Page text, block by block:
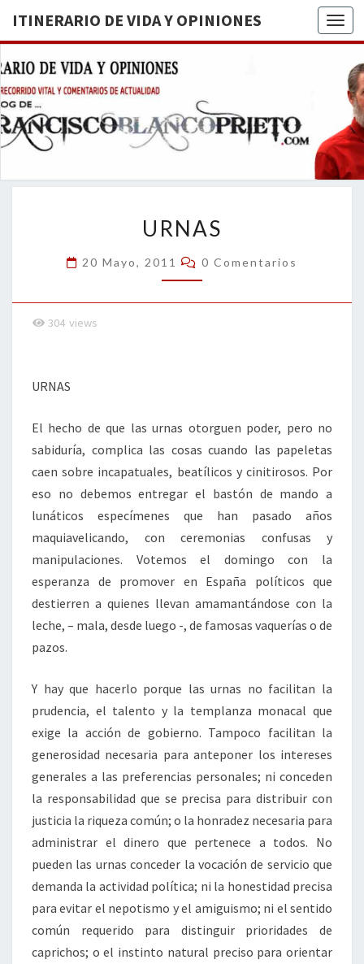
ITINERARIO DE VIDA Y OPINIONES
DE
BREVE
RECORRIDO
VITAL Y
ACTUALIDAD
URNAS
20 Mayo, 2011 Comentarios
0 Comentarios
304 views
URNAS
El hecho de que las urnas otorguen poder, pero no
sabiduría, complica las cosas cuando las papeletas
caen sobre incapatuales, beatílicos y cinitirosos. Por
eso no debemos entregar el bastón de mando a
lunáticos especímenes que han pasado años
maquiavelicando, con ceremonias confusas y
manipulaciones. Votemos el domingo con la
esperanza de promover en España políticos que
destierren a quienes llevan amamantándose con la
leche, – mala, desde luego -, de famosas vaquerías o de
pazos.
Y hay que hacerlo porque las urnas no facilitan la
prudencia, el talento y la templanza monacal que
exige la acción de gobierno. Tampoco facilitan la
generosidad necesaria para anteponer los intereses
generales a las preferencias personales; ni conceden
la responsabilidad que se precisa para distribuir con
justicia la riqueza común; o la honradez necesaria para
administrar el dinero que pertenece a todos. No
pueden las urnas conceder la vocación de servicio que
demanda la actividad política; ni la honestidad precisa
para evitar el nepotismo y el amiguismo; ni el sentido
común requerido para distinguir prioridades de
caprichos; o el instinto natural preciso para orientar